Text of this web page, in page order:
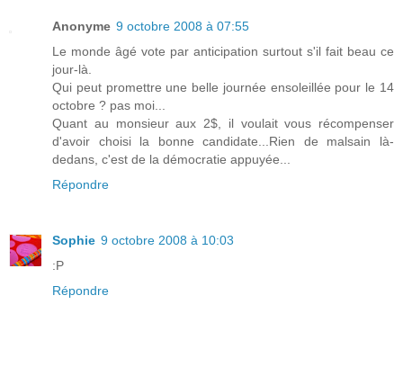
Anonyme 9 octobre 2008 à 07:55
Le monde âgé vote par anticipation surtout s'il fait beau ce
jour-là.
Qui peut promettre une belle journée ensoleillée pour le 14
octobre ? pas moi...
Quant au monsieur aux 2$, il voulait vous récompenser
d'avoir choisi la bonne candidate...Rien de malsain là-
dedans, c'est de la démocratie appuyée...
Répondre
Sophie 9 octobre 2008 à 10:03
:P
Répondre